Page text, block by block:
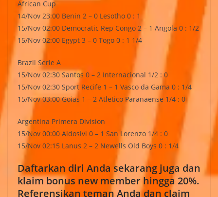
African Cup
14/Nov 23:00 Benin 2 – 0 Lesotho 0 : 1
15/Nov 02:00 Democratic Rep Congo 2 – 1 Angola 0 : 1/2
15/Nov 02:00 Egypt 3 – 0 Togo 0 : 1 1/4
Brazil Serie A
15/Nov 02:30 Santos 0 – 2 Internacional 1/2 : 0
15/Nov 02:30 Sport Recife 1 – 1 Vasco da Gama 0 : 1/4
15/Nov 03:00 Goias 1 – 2 Atletico Paranaense 1/4 : 0
Argentina Primera Division
15/Nov 00:00 Aldosivi 0 – 1 San Lorenzo 1/4 : 0
15/Nov 02:15 Lanus 2 – 2 Newells Old Boys 0 : 1/4
Daftarkan diri Anda sekarang juga dan
klaim bonus new member hingga 20%.
Referensikan teman Anda dan claim